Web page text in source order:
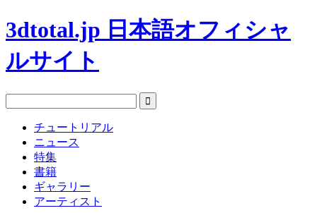
3dtotal.jp 日本語オフィシャ
ルサイト
チュートリアル
ニュース
特集
書籍
ギャラリー
アーティスト